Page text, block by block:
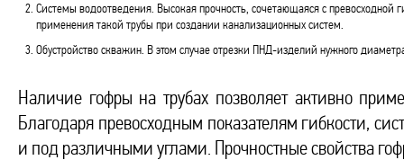
Системы водоотведения. Высокая прочность, сочетающаяся с превосходной
применения такой трубы при создании канализационных систем.
Обустройство скважин. В этом случае отрезки ПНД-изделий нужного
Наличие гофры на трубах позволяет активно
Благодаря превосходным показателям гибкости,
и под различными углами. Прочностные свойства